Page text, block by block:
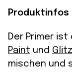
Produktinfos
Der Primer
Paint und
mischen und